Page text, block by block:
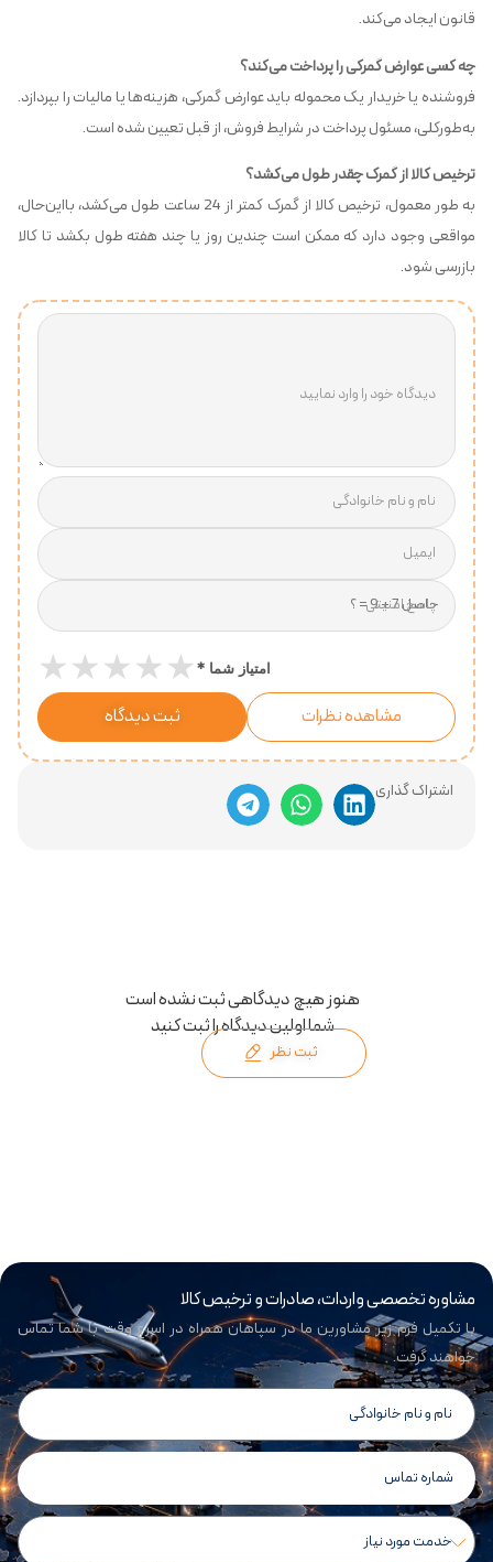
دیدگاه خود را وارد نمایید
نام و نام خانوادگی
ایمیل
پاسخ امنیتی
امتیاز شما *
★★★★★
ثبت دیدگاه مشاهده نظرات
اشتراک گذاری
قانون ایجاد می‌کند.
چه کسی عوارض گمرکی را پرداخت می‌کند؟
فروشنده یا خریدار یک محموله باید عوارض گمرکی، هزینه‌ها یا مالیات را بپردازد.
به‌طورکلی، مسئول پرداخت در شرایط فروش، از قبل تعیین شده است.
ترخیص کالا از گمرک چقدر طول می‌کشد؟
به طور معمول، ترخیص کالا از گمرک کمتر از 24 ساعت طول می‌کشد، بااین‌حال،
مواقعی وجود دارد که ممکن است چندین روز یا چند هفته طول بکشد تا کالا
بازرسی شود.
هنوز هیچ دیدگاهی ثبت نشده است
شما اولین دیدگاه را ثبت کنید
ثبت نظر
مشاوره تخصصی واردات، صادرات و ترخیص کالا
با تکمیل فرم زیر مشاورین ما در سپاهان همراه در اسرع وقت با شما تماس
خواهند گرفت.